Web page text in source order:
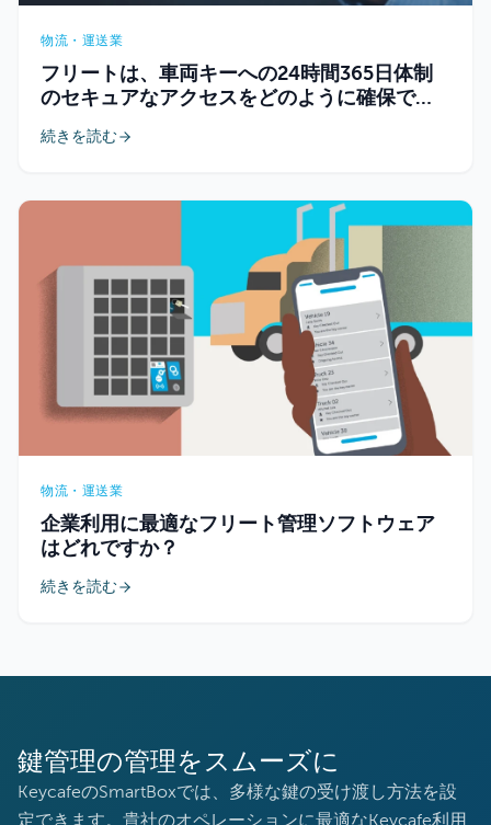
物流・運送業
フリートは、車両キーへの24時間365日体制
のセキュアなアクセスをどのように確保でき
続きを読む
物流・運送業
企業利用に最適なフリート管理ソフトウェア
はどれですか？
続きを読む
鍵管理の管理をスムーズに
KeycafeのSmartBoxでは、多様な鍵の受け渡し方法を設
定できます。貴社のオペレーションに最適なKeycafe利用